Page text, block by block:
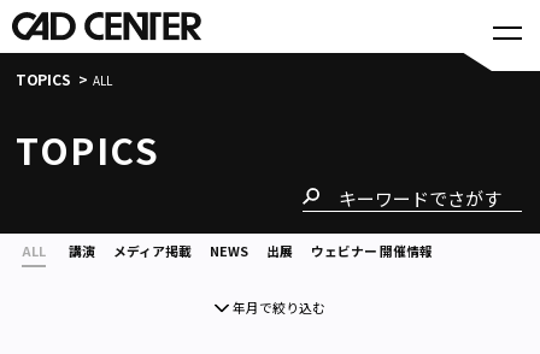
TOPICS ALL
TOPICS
ALL 講演 メディア掲載 NEWS 出展 ウェビナー 開催情報
年月で絞り込む